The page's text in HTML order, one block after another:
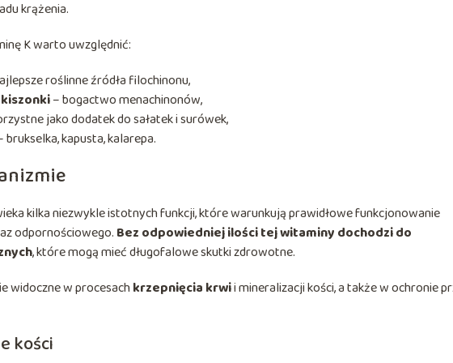
krążenia.
K warto uwzględnić:
roślinne źródła filochinonu,
– bogactwo menachinonów,
jako dodatek do sałatek i surówek,
brukselka, kapusta, kalarepa.
kilka niezwykle istotnych funkcji, które warunkują prawidłowe funkcjonowanie
odpornościowego. Bez odpowiedniej ilości tej witaminy dochodzi do
, które mogą mieć długofalowe skutki zdrowotne.
widoczne w procesachkrzepnięcia krwii mineralizacji kości, a także w ochronie
kości